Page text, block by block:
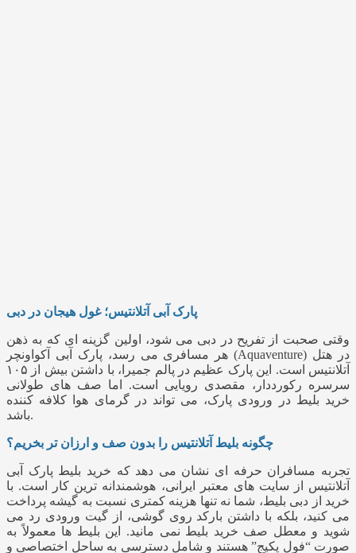
پارک آبی آتلانتیس؛ غول هیجان در دبی
وقتی صحبت از تفریح در دبی می شود، اولین گزینه‌ ای که به ذهن
هر مسافری می رسد، پارک آبی آکواونچر (Aquaventure) در هتل
آتلانتیس است. این پارک عظیم در پالم جمیرا، با داشتن بیش از ۱۰۵
سرسره رکورددار، مقصدی رویایی است. اما صف‌ های طولانی
خرید بلیط در ورودی پارک، می تواند در گرمای هوا کلافه کننده
باشد.
تجربه مسافران حرفه ای نشان می دهد که خرید بلیط پارک آبی
آتلانتیس از سایت‌ های معتبر ایرانی، هوشمندانه‌ ترین کار است. با
خرید از دبی بلیط، شما نه تنها هزینه کمتری نسبت به گیشه پرداخت
می کنید، بلکه با داشتن بارکد روی گوشی، از گیت ورودی رد می
شوید و معطل صف خرید بلیط نمی مانید. این بلیط‌ ها معمولاً به
صورت “فول پکیج” هستند و شامل دسترسی به ساحل اختصاصی و